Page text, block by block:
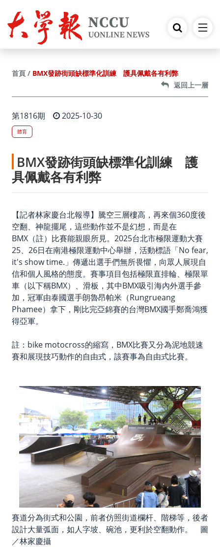
首頁
BMX發跡街頭缺標準化訓練 護具佩戴各有利弊
返回上一層
第1816期 2025-10-30
體育
BMX發跡街頭缺標準化訓練 護
具佩戴各有利弊
【記者林家慶台北報導】騰空三層樓高，再來個360度後
空翻、神龍擺尾，這些動作並不是幻想，而是在
BMX（註）比賽能親眼所見。2025台北市極限運動大賽
25、26日在南港極限運動中心舉辦，活動標語「No fear,
it's show time.」傳遞出選手們無所畏懼，向眾人展現自
信和個人風格的態度。賽事項目包括極限直排輪、極限單
車（以下稱BMX）、滑板，其中BMX吸引海內外選手參
加，冠軍由泰國選手朗魯昂帕米（Rungrueang
Phamee）拿下，剛比完亞錦賽的台灣BMX國手鄭喬鴻獲
得亞軍。
註：bike motocross的縮寫，BMX比賽又分為泥地競速
賽和展現技巧動作的自由式，該賽事為自由式比賽。
賽道分為街式和公園，前者仿照街道欄杆、階梯等，後者
設計大量弧面，如人字坡、碗池，更利於空翻動作。 圖
／林家慶攝